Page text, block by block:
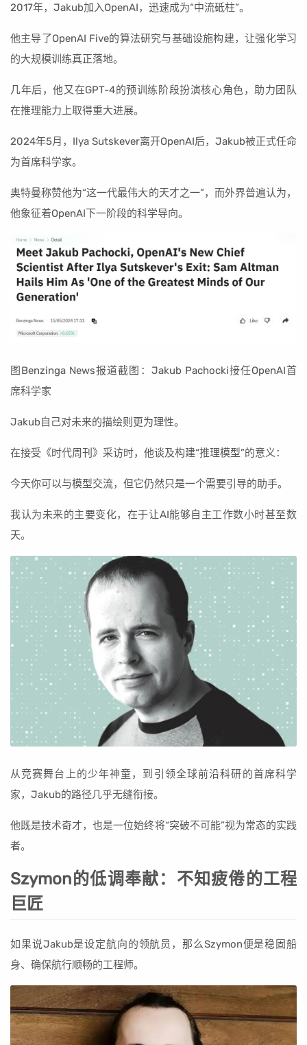
2017年，Jakub加入OpenAI，迅速成为“中流砥柱”。
他主导了OpenAI Five的算法研究与基础设施构建，让强化学习
的大规模训练真正落地。
几年后，他又在GPT-4的预训练阶段扮演核心角色，助力团队
在推理能力上取得重大进展。
2024年5月，Ilya Sutskever离开OpenAI后，Jakub被正式任命
为首席科学家。
奥特曼称赞他为“这一代最伟大的天才之一”，而外界普遍认为，
他象征着OpenAI下一阶段的科学导向。
图Benzinga News报道截图：Jakub Pachocki接任OpenAI首
席科学家
Jakub自己对未来的描绘则更为理性。
在接受《时代周刊》采访时，他谈及构建“推理模型”的意义：
今天你可以与模型交流，但它仍然只是一个需要引导的助手。
我认为未来的主要变化，在于让AI能够自主工作数小时甚至数
天。
从竞赛舞台上的少年神童，到引领全球前沿科研的首席科学
家，Jakub的路径几乎无缝衔接。
他既是技术奇才，也是一位始终将“突破不可能”视为常态的实践
者。
Szymon的低调奉献：不知疲倦的工程
巨匠
如果说Jakub是设定航向的领航员，那么Szymon便是稳固船
身、确保航行顺畅的工程师。